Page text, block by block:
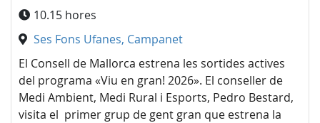
10.15 hores
Ses Fons Ufanes, Campanet
El Consell de Mallorca estrena les sortides actives
del programa «Viu en gran! 2026». El conseller de
Medi Ambient, Medi Rural i Esports, Pedro Bestard,
visita el primer grup de gent gran que estrena la